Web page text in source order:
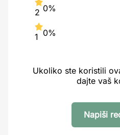
2 0%
1 0%
Ukoliko ste koristili
dajte vaš
Napiši